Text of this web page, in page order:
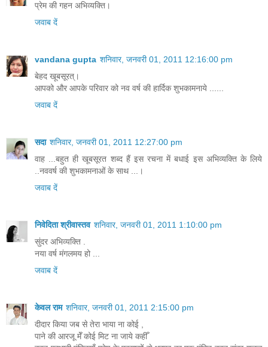
प्रेम की गहन अभिव्यक्ति।
जवाब दें
vandana gupta शनिवार, जनवरी 01, 2011 12:16:00 pm
बेहद खूबसूरत्।
आपको और आपके परिवार को नव वर्ष की हार्दिक शुभकामनाये ......
जवाब दें
सदा शनिवार, जनवरी 01, 2011 12:27:00 pm
वाह ...बहुत ही खूबसूरत शब्‍द हैं इस रचना में बधाई इस अभिव्‍यक्ति के लिये
..नववर्ष की शुभकामनाओं के साथ ...।
जवाब दें
निवेदिता श्रीवास्तव शनिवार, जनवरी 01, 2011 1:10:00 pm
सुंदर अभिव्यक्ति .
नया वर्ष मंगलमय हो ...
जवाब दें
केवल राम शनिवार, जनवरी 01, 2011 2:15:00 pm
दीदार किया जब से तेरा भाया ना कोई ,
पाने की आरजू मेँ कोई मिट ना जाये कहीँ